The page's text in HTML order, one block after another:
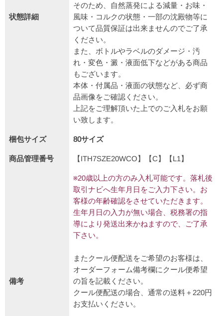
状態詳細
そのため、自然蒸発による減量・お味・
風味・コルクの状態・一部の沈殿物等に
ついて品質保証は出来ませんのでご了承
ください。
また、ボトルやラベルのダメージ・汚
れ・変色・澱・液面低下などがある商品
もございます。
本体・付属品・液面の状態など、必ず商
品画像をご確認ください。
上記をご理解頂いた上でのご入札をお願
い致します。
梱包サイズ 80サイズ
商品管理番号 【ITH7SZE20WCO】【C】【L1】
備考
※20歳以上の方のみ入札可能です。落札後
取引ナビへ生年月日をご入力下さい。お
客様の年齢確認をさせていただきます。
生年月日の入力が無い場合、税務署の指
導により発送出来かねますので、ご了承
下さい。
またクール便配送をご希望のお客様は、
オーダーフォーム備考欄にクール便希望
の旨を記載ください。
クール便配送の場合、通常の送料＋220円
お支払いください。